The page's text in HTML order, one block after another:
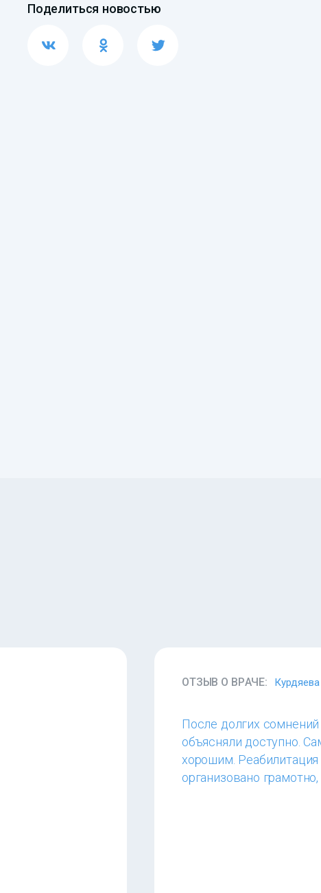
Поделиться новостью
ОТЗЫВ О ВРАЧЕ:
После долгих
объясняли доступно.
хорошим.
организовано